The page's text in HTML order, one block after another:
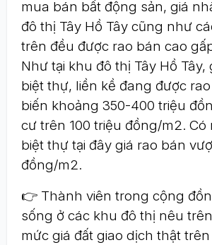
mua bán bất động sản, giá
đô thị Tây Hồ Tây cũng như
trên đều được rao bán cao
Như tại khu đô thị Tây Hồ Tây,
biệt thự, liền kề đang được
biến khoảng 350-400 triệu
cư trên 100 triệu đồng/m2. Có
biệt thự tại đây giá rao bán
đồng/m2.
👉 Thành viên trong cộng
sống ở các khu đô thị nêu
mức giá đất giao dịch thật